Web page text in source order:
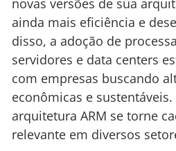
novas versões de sua
ainda mais eficiência e
disso, a adoção de
servidores e data centers
com empresas buscando
econômicas e
arquitetura ARM se torne
relevante em diversos